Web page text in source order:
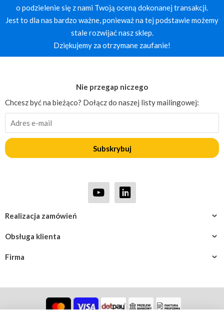
o podzielenie się z nami Twoją oceną dokonanej transakcji.
Jest to dla nas bardzo ważne, ponieważ na tej podstawie możemy
stale rozwijać nasz sklep.
Dziękujemy za otrzymane zaufanie!
Firma
Obsługa klienta
Realizacja zamówień
Nie przegap niczego
Chcesz być na bieżąco? Dołącz do naszej listy mailingowej:
Subskrybuj